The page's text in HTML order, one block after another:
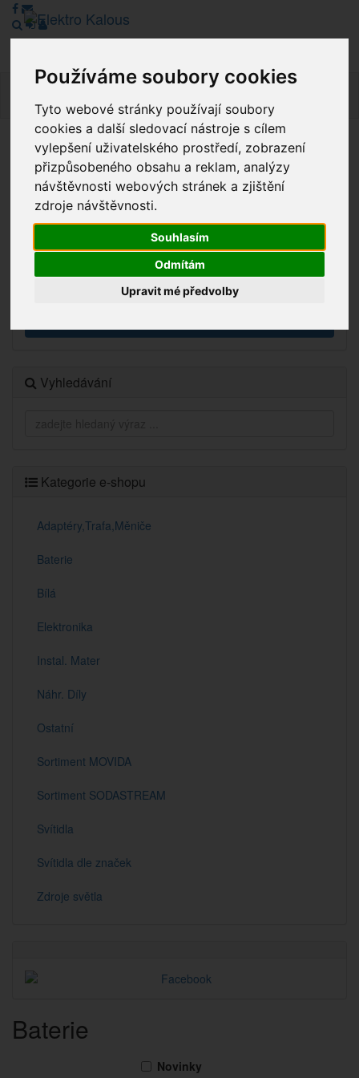
Používáme soubory cookies
Tyto webové stránky používají soubory
cookies a další sledovací nástroje s cílem
vylepšení uživatelského prostředí, zobrazení
přizpůsobeného obsahu a reklam, analýzy
návštěvnosti webových stránek a zjištění
zdroje návštěvnosti.
Souhlasím
Odmítám
Upravit mé předvolby
Vážení zákazníci, v tuto chvíli je Náš internetový obchod v
režimu Katalogu. Objednávky on-line nyní nelze vyřídit.
Děkujeme za pochopení.
Výprodej
Vyhledávání
Kategorie e-shopu
Adaptéry,Trafa,Měniče
Baterie
Bílá
Elektronika
Instal. Mater
Náhr. Díly
Ostatní
Sortiment MOVIDA
Sortiment SODASTREAM
Svítidla
Svítidla dle značek
Zdroje světla
Baterie
Novinky